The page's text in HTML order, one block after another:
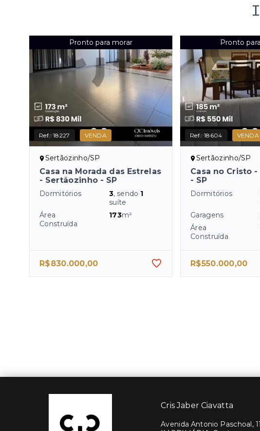
Pronto para morar
Ref.:18227 VENDA
Sertãozinho/SP
Casa na Morada das Estrelas
- Sertãozinho - SP
Dormitórios 3, sendo 1
suíte
Área
Construída
173m²
R$830.000,00
Pronto
Ref.:18604 VENDA
Sertãozinho/SP
Casa no Cristo
- SP
Dormitórios
Garagens
Área
Construída
R$550.000,00
Cris Jaber Ciavatta
Avenida Antonio Paschoal,